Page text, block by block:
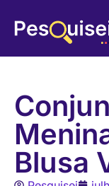
Blusa